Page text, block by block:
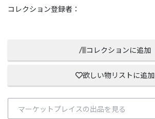
コレクション登録者：
コレクションに追加
欲しい物リストに追加
マーケットプレイスの出品を見る